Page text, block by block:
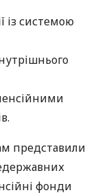
із системою
представили
фонди